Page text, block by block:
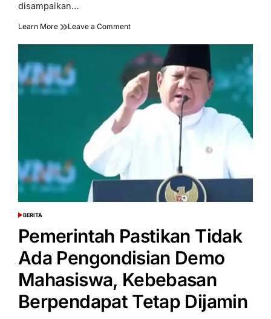
disampaikan…
Learn More Leave a Commenton
Ruang
Partisipasi,
Terima
Aspirasi
dari
Mahasiswa
Secara
POSTED
BERITA
Pemerintah Pastikan Tidak
Ada Pengondisian Demo
Mahasiswa, Kebebasan
Berpendapat Tetap Dijamin